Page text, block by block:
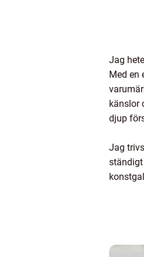
Jag
Med en
känslor
djup
Jag